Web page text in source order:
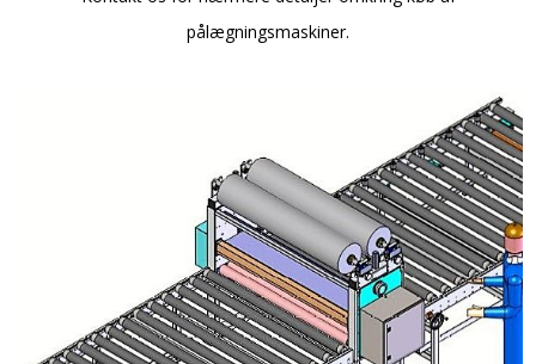
pålægningsmaskiner.